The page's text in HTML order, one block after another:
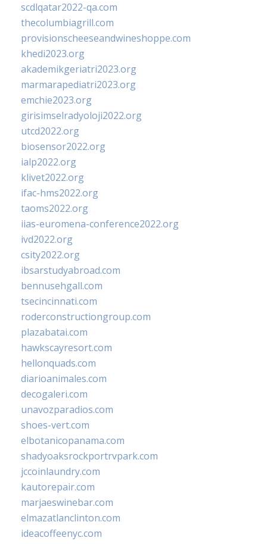
scdlqatar2022-qa.com
thecolumbiagrill.com
provisionscheeseandwineshoppe.com
khedi2023.org
akademikgeriatri2023.org
marmarapediatri2023.org
emchie2023.org
girisimselradyoloji2022.org
utcd2022.org
biosensor2022.org
ialp2022.org
klivet2022.org
ifac-hms2022.org
taoms2022.org
iias-euromena-conference2022.org
ivd2022.org
csity2022.org
ibsarstudyabroad.com
bennusehgall.com
tsecincinnati.com
roderconstructiongroup.com
plazabatai.com
hawkscayresort.com
hellonquads.com
diarioanimales.com
decogaleri.com
unavozparadios.com
shoes-vert.com
elbotanicopanama.com
shadyoaksrockportrvpark.com
jccoinlaundry.com
kautorepair.com
marjaeswinebar.com
elmazatlanclinton.com
ideacoffeenyc.com